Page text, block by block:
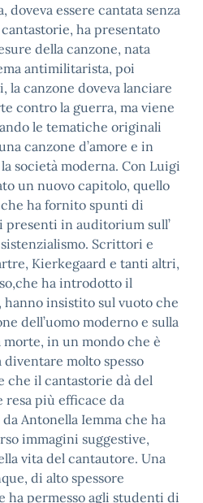
doveva essere cantata senza
ha presentato
della canzone, nata
antimilitarista, poi
la canzone doveva lanciare
contro la guerra, ma viene
le tematiche originali
canzone d’amore e in
società moderna. Con Luigi
un nuovo capitolo, quello
che ha fornito spunti di
in auditorium sull’
Scrittori e
Kierkegaard e tanti altri,
ha introdotto il
insistito sul vuoto che
dell’uomo moderno e sulla
in un mondo che è
molto spesso
che il cantastorie dà del
resa più efficace da
Antonella Iemma che ha
immagini suggestive,
vita del cantautore. Una
di alto spessore
ha permesso agli studenti di